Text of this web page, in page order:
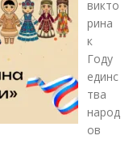
викто
рина
к
Году
единс
тва
народ
ов